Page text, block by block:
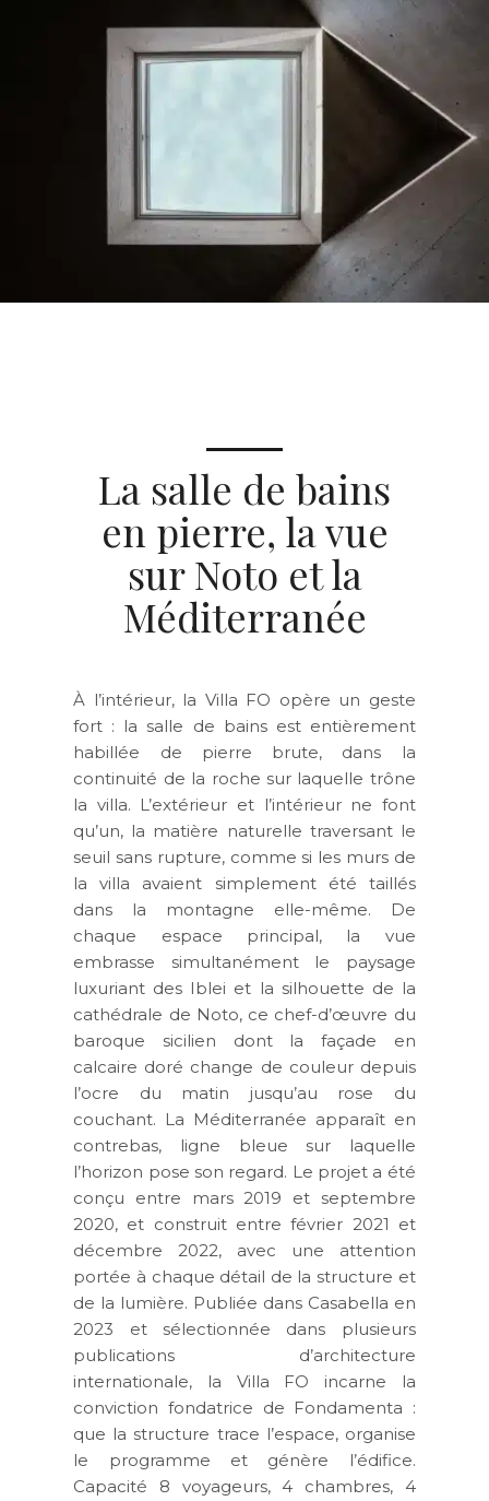
La salle de bains
en pierre, la vue
sur Noto et la
Méditerranée
À l’intérieur, la Villa FO opère un geste
fort : la salle de bains est entièrement
habillée de pierre brute, dans la
continuité de la roche sur laquelle trône
la villa. L’extérieur et l’intérieur ne font
qu’un, la matière naturelle traversant le
seuil sans rupture, comme si les murs de
la villa avaient simplement été taillés
dans la montagne elle-même. De
chaque espace principal, la vue
embrasse simultanément le paysage
luxuriant des Iblei et la silhouette de la
cathédrale de Noto, ce chef-d’œuvre du
baroque sicilien dont la façade en
calcaire doré change de couleur depuis
l’ocre du matin jusqu’au rose du
couchant. La Méditerranée apparaît en
contrebas, ligne bleue sur laquelle
l’horizon pose son regard. Le projet a été
conçu entre mars 2019 et septembre
2020, et construit entre février 2021 et
décembre 2022, avec une attention
portée à chaque détail de la structure et
de la lumière. Publiée dans Casabella en
2023 et sélectionnée dans plusieurs
publications d’architecture
internationale, la Villa FO incarne la
conviction fondatrice de Fondamenta :
que la structure trace l’espace, organise
le programme et génère l’édifice.
Capacité 8 voyageurs, 4 chambres, 4